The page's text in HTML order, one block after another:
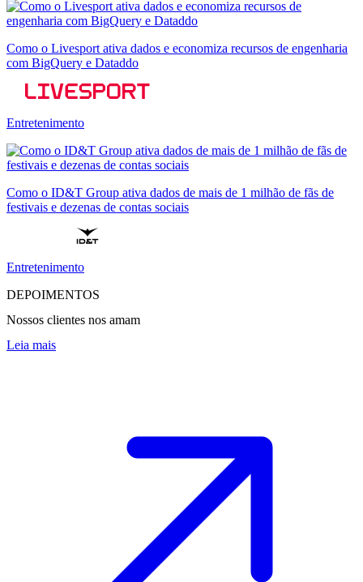
Como o Livesport ativa dados e economiza recursos de engenharia
com BigQuery e Dataddo
Entretenimento
Como o ID&T Group ativa dados de mais de 1 milhão de fãs de
festivais e dezenas de contas sociais
Entretenimento
DEPOIMENTOS
Nossos clientes nos amam
Leia mais